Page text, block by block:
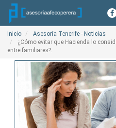
Inicio
Asesoría Tenerife - Noticias
¿Cómo evitar que Hacienda lo
entre familiares?.